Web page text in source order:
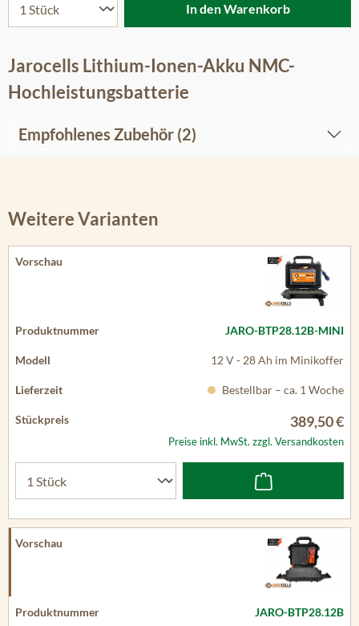
In den Warenkorb
Jarocells Lithium-Ionen-Akku NMC-
Hochleistungsbatterie
Empfohlenes Zubehör (2)
Weitere Varianten
JARO-BTP28.12B-MINI
12 V - 28 Ah im Minikoffer
Bestellbar – ca. 1 Woche
389,50 €
Preise inkl. MwSt. zzgl. Versandkosten
JARO-BTP28.12B